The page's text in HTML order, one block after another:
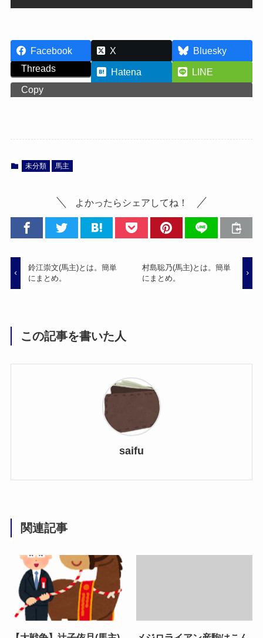
Facebook X
Bluesky
Threads
Hatena
LINE
Copy
未分類 馬主
よかったらシェアしてね！
鈴江崇文(馬主)とは。簡単
にまとめ。
村島聡乃(馬主)とは。簡単
にまとめ。
この記事を書いた人
saifu
関連記事